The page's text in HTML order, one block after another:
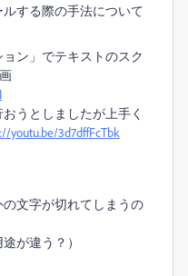
する際の手法について
ン」でテキストのスク
うとしましたが上手く
youtu.be/3d7dffFcTbk
の文字が切れてしまうの
が違う？）